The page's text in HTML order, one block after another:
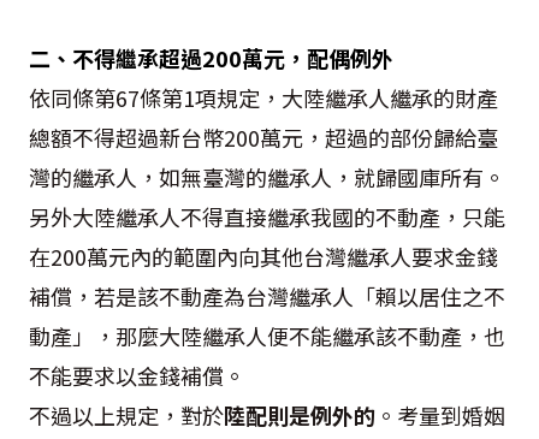
二、不得繼承超過200萬元，配偶例外
依同條第67條第1項規定，大陸繼承人繼承的財產
總額不得超過新台幣200萬元，超過的部份歸給臺
灣的繼承人，如無臺灣的繼承人，就歸國庫所有。
另外大陸繼承人不得直接繼承我國的不動產，只能
在200萬元內的範圍內向其他台灣繼承人要求金錢
補償，若是該不動產為台灣繼承人「賴以居住之不
動產」，那麼大陸繼承人便不能繼承該不動產，也
不能要求以金錢補償。
不過以上規定，對於陸配則是例外的 。考量到婚姻